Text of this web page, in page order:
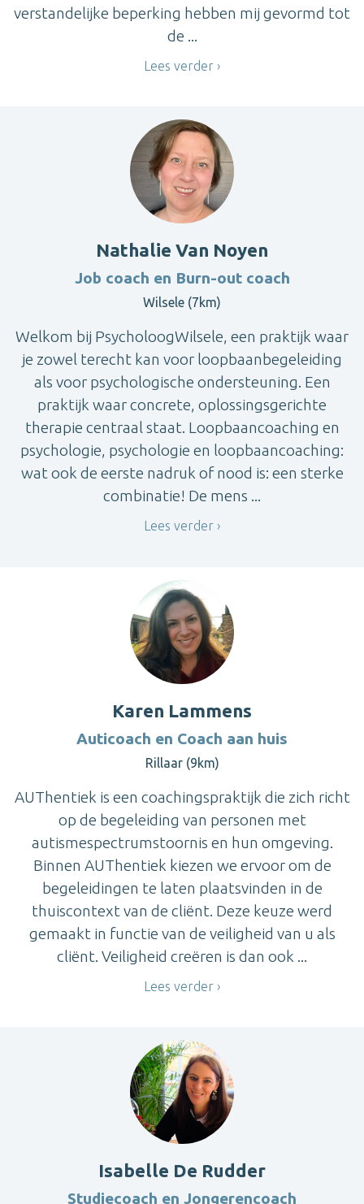
verstandelijke beperking hebben mij gevormd tot
de ...
Lees verder
Nathalie Van Noyen
Job coach en Burn-out coach
Wilsele (7km)
Welkom bij PsycholoogWilsele, een praktijk waar
je zowel terecht kan voor loopbaanbegeleiding
als voor psychologische ondersteuning. Een
praktijk waar concrete, oplossingsgerichte
therapie centraal staat. Loopbaancoaching en
psychologie, psychologie en loopbaancoaching:
wat ook de eerste nadruk of nood is: een sterke
combinatie! De mens ...
Lees verder
Karen Lammens
Auticoach en Coach aan huis
Rillaar (9km)
AUThentiek is een coachingspraktijk die zich richt
op de begeleiding van personen met
autismespectrumstoornis en hun omgeving.
Binnen AUThentiek kiezen we ervoor om de
begeleidingen te laten plaatsvinden in de
thuiscontext van de cliënt. Deze keuze werd
gemaakt in functie van de veiligheid van u als
cliënt. Veiligheid creëren is dan ook ...
Lees verder
Isabelle De Rudder
Studiecoach en Jongerencoach